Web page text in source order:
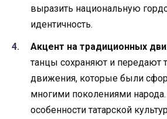
выразить национальную
идентичность.
Акцент на традиционных
танцы сохраняют и передают
движения, которые были
многими поколениями
особенности татарской